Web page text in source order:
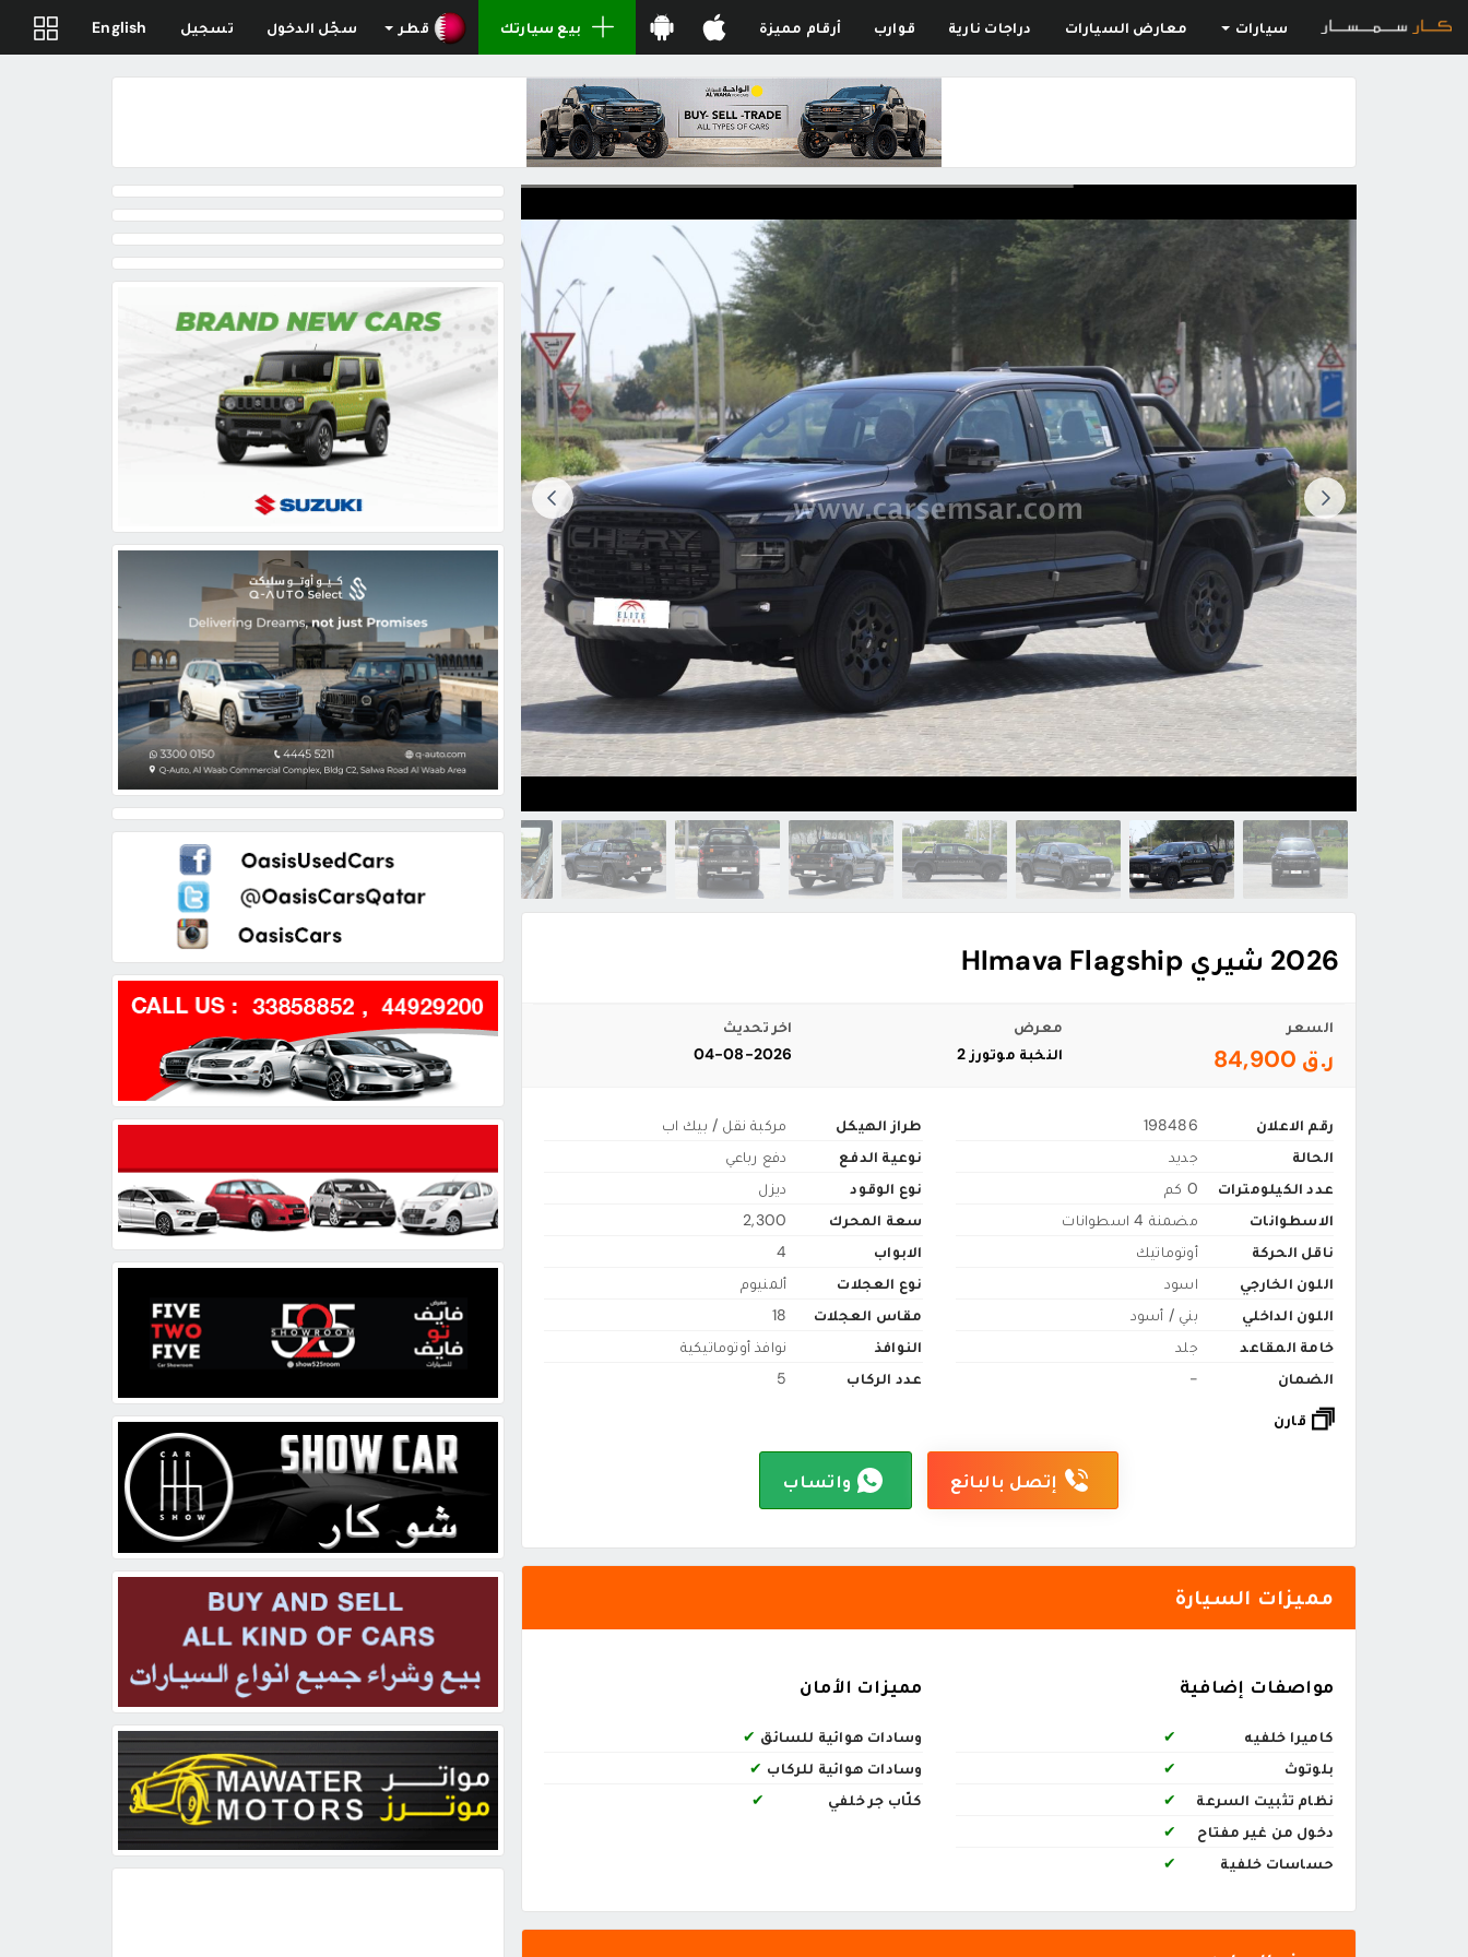
سيارات معارض السيارات دراجات نارية قوارب أرقام مميزة بيع سيارتك قطر سجّل الدخول تسجيل English
2026 شيري HImava Flagship
السعر
ر.ق 84,900
معرض
النخبة موتورز 2
اخر تحديث
04-08-2026
رقم الاعلان
198486
الحالة
جديد
عدد الكيلومترات
0 كم
الاسطوانات
مضمنة 4 اسطوانات
ناقل الحركة
أوتوماتيك
اللون الخارجي
اسود
اللون الداخلي
بني / أسود
خامة المقاعد
جلد
الضمان
-
طراز الهيكل
مركبة نقل / بيك اب
نوعية الدفع
دفع رباعي
نوع الوقود
ديزل
سعة المحرك
2,300
الابواب
4
نوع العجلات
ألمنيوم
مقاس العجلات
18
النوافذ
نوافذ أوتوماتيكية
عدد الركاب
5
قارن
إتصل بالبائع واتساب
مميزات السيارة
مواصفات إضافية
كاميرا خلفيه
✔
بلوتوث
✔
نظام تثبيت السرعة
✔
دخول من غير مفتاح
✔
حساسات خلفية
✔
مميزات الأمان
وسادات هوائية للسائق ✔
وسادات هوائية للركاب ✔
كلّاب جر خلفي
✔